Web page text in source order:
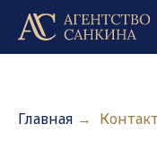
Главная →